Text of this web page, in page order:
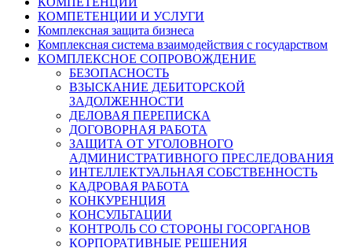
КОМПЕТЕНЦИИ И УСЛУГИ
Комплексная защита бизнеса
Комплексная система взаимодействия с государством
КОМПЛЕКСНОЕ СОПРОВОЖДЕНИЕ
БЕЗОПАСНОСТЬ
ВЗЫСКАНИЕ ДЕБИТОРСКОЙ
ЗАДОЛЖЕННОСТИ
ДЕЛОВАЯ ПЕРЕПИСКА
ДОГОВОРНАЯ РАБОТА
ЗАЩИТА ОТ УГОЛОВНОГО
АДМИНИСТРАТИВНОГО ПРЕСЛЕДОВАНИЯ
ИНТЕЛЛЕКТУАЛЬНАЯ СОБСТВЕННОСТЬ
КАДРОВАЯ РАБОТА
КОНКУРЕНЦИЯ
КОНСУЛЬТАЦИИ
КОНТРОЛЬ СО СТОРОНЫ ГОСОРГАНОВ
КОРПОРАТИВНЫЕ РЕШЕНИЯ